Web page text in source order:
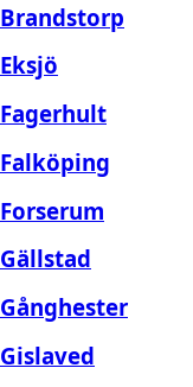
Brandstorp
Eksjö
Fagerhult
Falköping
Forserum
Gällstad
Gånghester
Gislaved